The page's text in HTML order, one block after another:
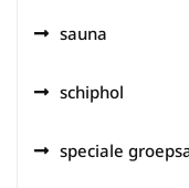
sauna
schiphol
speciale